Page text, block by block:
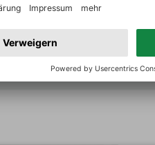
finessenreich. Fein strukturiert
komplexer Wein mit Zug und